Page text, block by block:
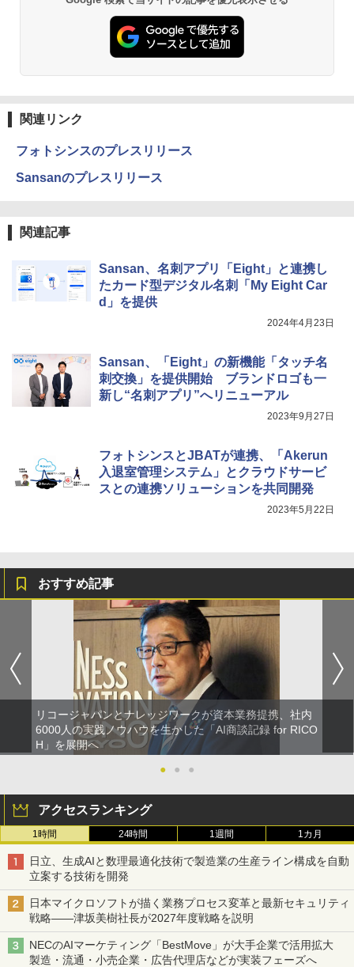
関連リンク
フォトシンスのプレスリリース
Sansanのプレスリリース
関連記事
Sansan、名刺アプリ「Eight」と連携し
たカード型デジタル名刺「My Eight Car
d」を提供
2024年4月23日
Sansan、「Eight」の新機能「タッチ名
刺交換」を提供開始 ブランドロゴも一
新し“名刺アプリ”へリニューアル
2023年9月27日
フォトシンスとJBATが連携、「Akerun
入退室管理システム」とクラウドサービ
スとの連携ソリューションを共同開発
2023年5月22日
おすすめ記事
リコージャパンとナレッジワークが資本業務提携、社内
6000人の実践ノウハウを生かした「AI商談記録 for RICO
H」を展開へ
●
● ●
アクセスランキング
1時間 24時間 1週間 1カ月
日立、生成AIと数理最適化技術で製造業の生産ライン構成を自動
立案する技術を開発
日本マイクロソフトが描く業務プロセス変革と最新セキュリティ
戦略――津坂美樹社長が2027年度戦略を説明
NECのAIマーケティング「BestMove」が大手企業で活用拡大
製造・流通・小売企業・広告代理店などが実装フェーズへ